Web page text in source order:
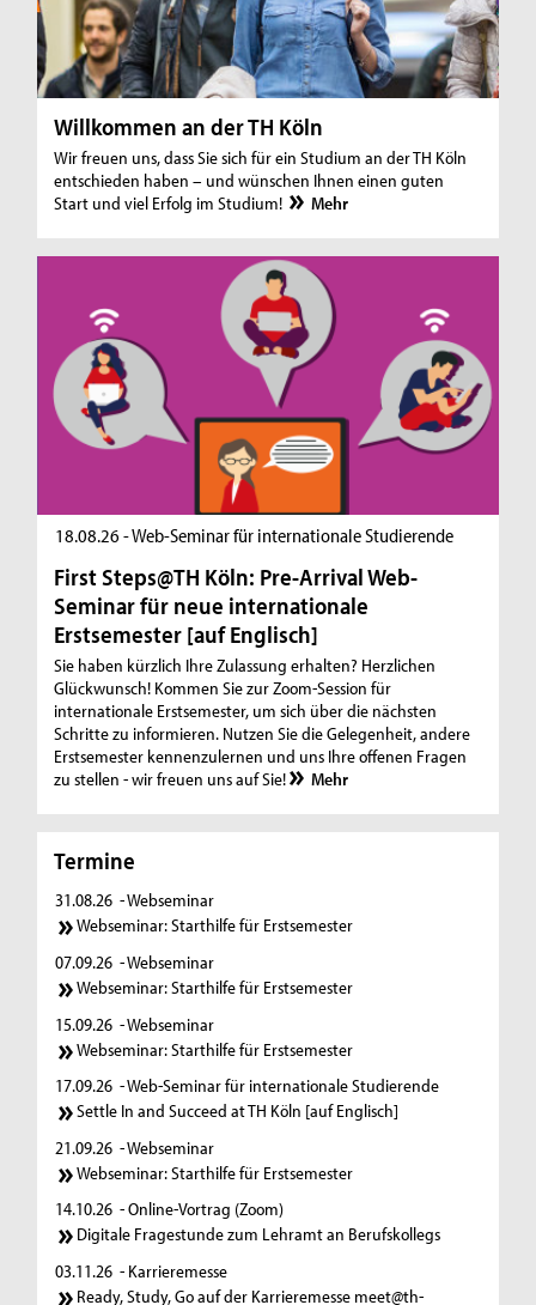
Willkommen an der TH Köln
Wir freuen uns, dass Sie sich für ein Studium an der TH Köln
entschieden haben – und wünschen Ihnen einen guten
Start und viel Erfolg im Studium!
Mehr
18.08.26 - Web-Seminar für internationale Studierende
First Steps@TH Köln: Pre-Arrival Web-
Seminar für neue internationale
Erstsemester [auf Englisch]
Sie haben kürzlich Ihre Zulassung erhalten? Herzlichen
Glückwunsch! Kommen Sie zur Zoom-Session für
internationale Erstsemester, um sich über die nächsten
Schritte zu informieren. Nutzen Sie die Gelegenheit, andere
Erstsemester kennenzulernen und uns Ihre offenen Fragen
zu stellen - wir freuen uns auf Sie!
Mehr
Termine
31.08.26 - Webseminar
Webseminar: Starthilfe für Erstsemester
07.09.26 - Webseminar
Webseminar: Starthilfe für Erstsemester
15.09.26 - Webseminar
Webseminar: Starthilfe für Erstsemester
17.09.26 - Web-Seminar für internationale Studierende
Settle In and Succeed at TH Köln [auf Englisch]
21.09.26 - Webseminar
Webseminar: Starthilfe für Erstsemester
14.10.26 - Online-Vortrag (Zoom)
Digitale Fragestunde zum Lehramt an Berufskollegs
03.11.26 - Karrieremesse
Ready, Study, Go auf der Karrieremesse meet@th-